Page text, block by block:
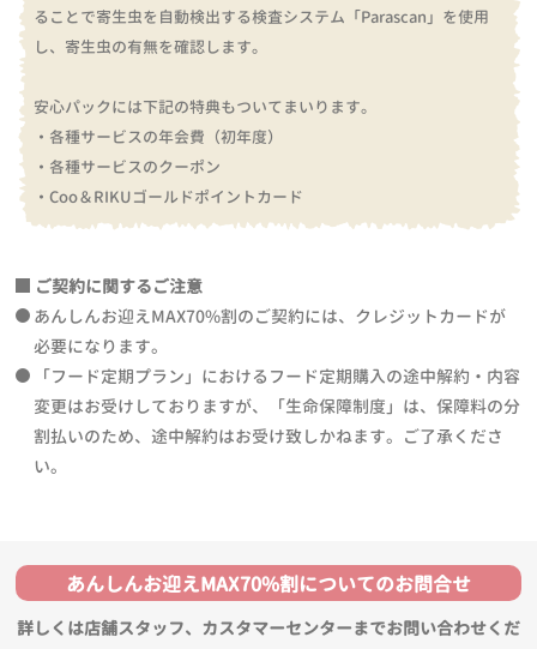
ることで寄生虫を自動検出する検査システム「Parascan」を使用
し、寄生虫の有無を確認します。
安心パックには下記の特典もついてまいります。
・各種サービスの年会費（初年度）
・各種サービスのクーポン
・Coo＆RIKUゴールドポイントカード
ご契約に関するご注意
あんしんお迎えMAX70%割のご契約には、クレジットカードが
必要になります。
「フード定期プラン」におけるフード定期購入の途中解約・内容
変更はお受けしておりますが、「生命保障制度」は、保障料の分
割払いのため、途中解約はお受け致しかねます。ご了承くださ
い。
あんしんお迎えMAX70%割についてのお問合せ
詳しくは店舗スタッフ、カスタマーセンターまでお問い合わせくだ